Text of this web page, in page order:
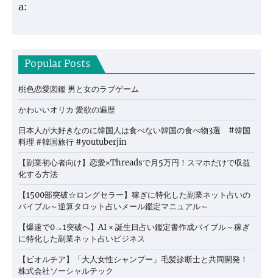
a:
Popular Posts
桃色恋愛図鑑 男と女のラブゲーム
かわいいオリカ 愛欲の遍歴
日本人が大好きなのに韓国人は食べない韓国の食べ物3選 #韓国
料理 #韓国旅行 #youtuberjin
【副業初心者向け】恋愛×Threadsで月5万円！スマホだけで収益
化する方法
【1500部突破☆ロングセラー】稼ぎに特化した副業ネット占いの
バイブル～逆算タロット占いメール鑑定マニュアル～
【爆速で0→1突破へ】AI × 誕生日占い鑑定書作成バイブル～稼ぎ
に特化した副業ネット占いビジネス
【ビオルチア】「大人女性シャンプー」毛髪診断士と共同開発！
株式会社ソーシャルテック